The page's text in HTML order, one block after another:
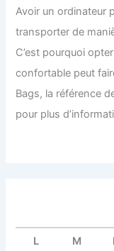
Avoir un ordinateur
transporter de
C’est pourquoi
confortable peut
Bags, la référence
pour plus
L M